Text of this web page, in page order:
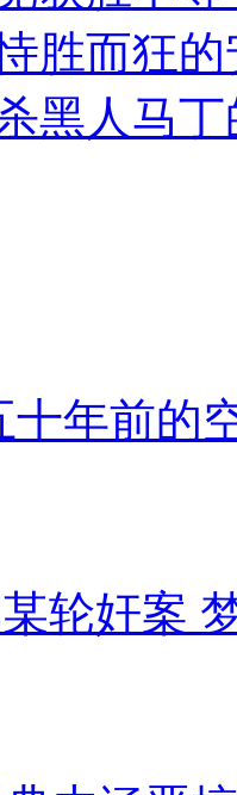
胜而狂
黑人马
十年前的
轮奸案